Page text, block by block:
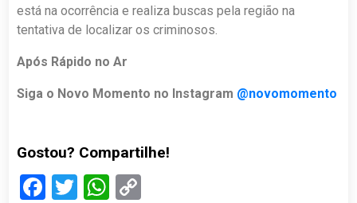
está na ocorrência e realiza buscas pela região na
tentativa de localizar os criminosos.
Após Rápido no Ar
Siga o Novo Momento no Instagram @novomomento
Gostou? Compartilhe!
Facebook
TwitterWhatsApp